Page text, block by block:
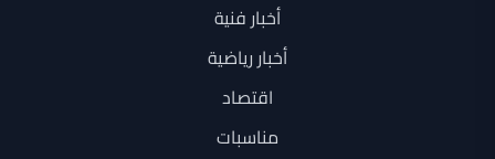
أخبار فنية
أخبار رياضية
اقتصاد
مناسبات